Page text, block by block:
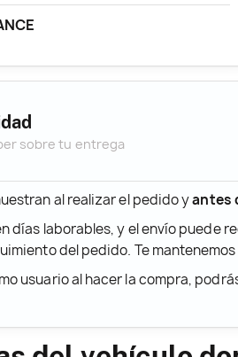
sobre tu entrega
al realizar el pedido yantes
días laborables, y el envío puede
del pedido. Te
usuario al hacer la compra,